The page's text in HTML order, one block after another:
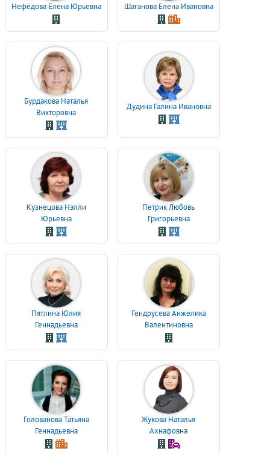
Нефёдова Елена Юрьевна Шаганова Елена Ивановна
Бурдакова Наталья
Викторовна
Дудина Галина Ивановна
Кузнецова Нэлли
Юрьевна
Петрик Любовь
Григорьевна
Пятлина Юлия
Геннадьевна
Гендрусева Анжелика
Валентиновна
Голованова Татьяна
Геннадьевна
Жукова Наталья
Ахнафовна